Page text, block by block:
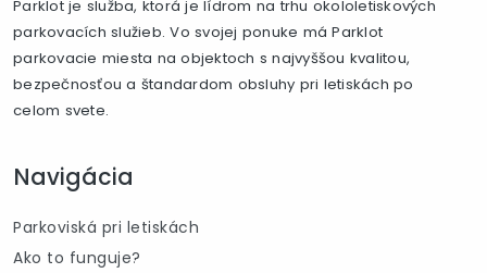
Parklot je služba, ktorá je lídrom na trhu okololetiskových
parkovacích služieb. Vo svojej ponuke má Parklot
parkovacie miesta na objektoch s najvyššou kvalitou,
bezpečnosťou a štandardom obsluhy pri letiskách po
celom svete.
Navigácia
Parkoviská pri letiskách
Ako to funguje?